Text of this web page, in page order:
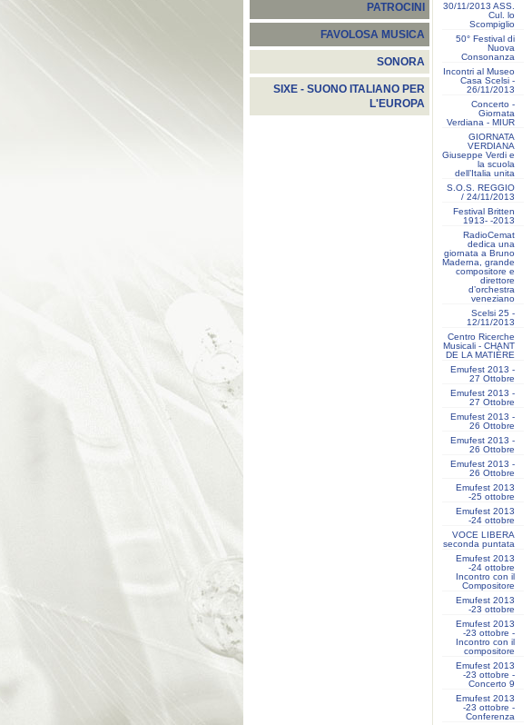
PATROCINI
FAVOLOSA MUSICA
SONORA
SIXE - SUONO ITALIANO PER
L'EUROPA
30/11/2013 ASS.
Cul. lo
Scompiglio
50° Festival di
Nuova
Consonanza
Incontri al Museo
Casa Scelsi -
26/11/2013
Concerto -
Giornata
Verdiana - MIUR
GIORNATA
VERDIANA
Giuseppe Verdi e
la scuola
dell’Italia unita
S.O.S. REGGIO
/ 24/11/2013
Festival Britten
1913- ‐2013
RadioCemat
dedica una
giornata a Bruno
Maderna, grande
compositore e
direttore
d’orchestra
veneziano
Scelsi 25 -
12/11/2013
Centro Ricerche
Musicali - CHANT
DE LA MATIÈRE
Emufest 2013 -
27 Ottobre
Emufest 2013 -
27 Ottobre
Emufest 2013 -
26 Ottobre
Emufest 2013 -
26 Ottobre
Emufest 2013 -
26 Ottobre
Emufest 2013
-25 ottobre
Emufest 2013
-24 ottobre
VOCE LIBERA
seconda puntata
Emufest 2013
-24 ottobre
Incontro con il
Compositore
Emufest 2013
-23 ottobre
Emufest 2013
-23 ottobre -
Incontro con il
compositore
Emufest 2013
-23 ottobre -
Concerto 9
Emufest 2013
-23 ottobre -
Conferenza